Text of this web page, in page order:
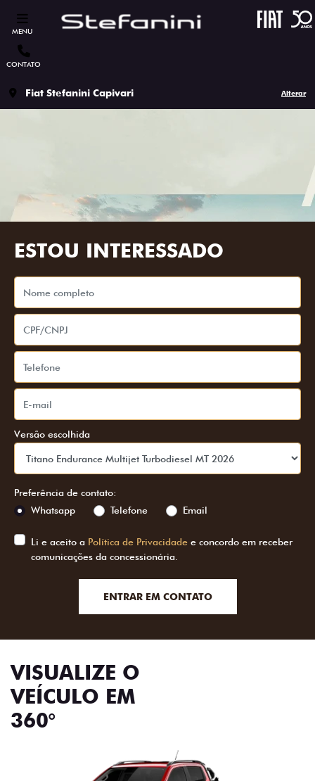
MENU
CONTATO
Fiat Stefanini Capivari Alterar
ESTOU INTERESSADO
Versão escolhida
Preferência de contato:
Whatsapp
Telefone Email
Li e aceito a Política de Privacidade e concordo em receber
comunicações da concessionária.
ENTRAR EM CONTATO
VISUALIZE O
VEÍCULO EM
360°